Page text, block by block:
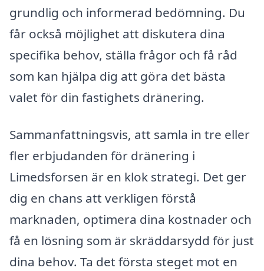
grundlig och informerad bedömning. Du
får också möjlighet att diskutera dina
specifika behov, ställa frågor och få råd
som kan hjälpa dig att göra det bästa
valet för din fastighets dränering.
Sammanfattningsvis, att samla in tre eller
fler erbjudanden för dränering i
Limedsforsen är en klok strategi. Det ger
dig en chans att verkligen förstå
marknaden, optimera dina kostnader och
få en lösning som är skräddarsydd för just
dina behov. Ta det första steget mot en